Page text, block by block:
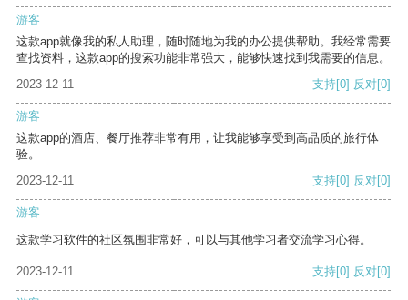
游客
这款app就像我的私人助理，随时随地为我的办公提供帮助。我经常需要
查找资料，这款app的搜索功能非常强大，能够快速找到我需要的信息。
2023-12-11
支持[0] 反对[0]
游客
这款app的酒店、餐厅推荐非常有用，让我能够享受到高品质的旅行体
验。
2023-12-11
支持[0] 反对[0]
游客
这款学习软件的社区氛围非常好，可以与其他学习者交流学习心得。
2023-12-11 支持[0] 反对[0]